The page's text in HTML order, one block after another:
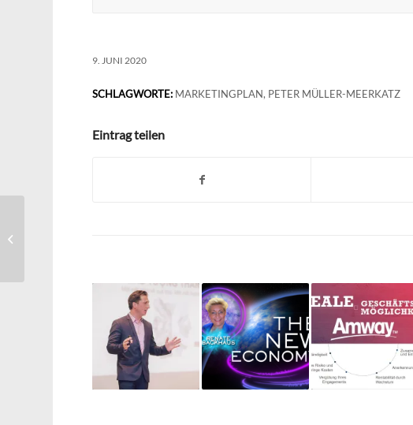
9. JUNI 2020
SCHLAGWORTE: MARKETINGPLAN, PETER MÜLLER-MEERKATZ
Eintrag teilen